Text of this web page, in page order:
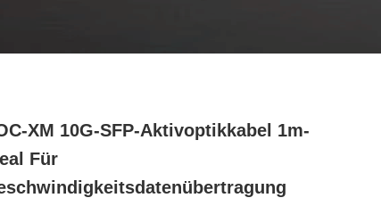
XM 10G-SFP-Aktivoptikkabel 1m-
Für